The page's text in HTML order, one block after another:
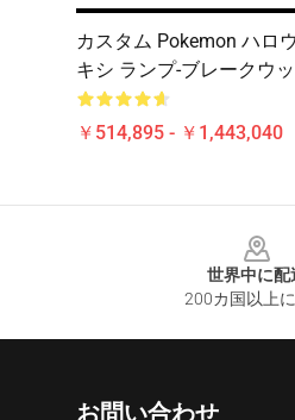
カスタム Pokemon ハロ
キシ ランプ-ブレークウ
￥514,895 - ￥1,443,040
世界中に配
200カ国以上
お問い合わせ